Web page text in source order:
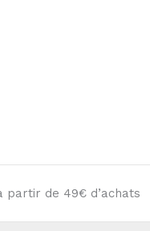
partir de 49€ d’achats